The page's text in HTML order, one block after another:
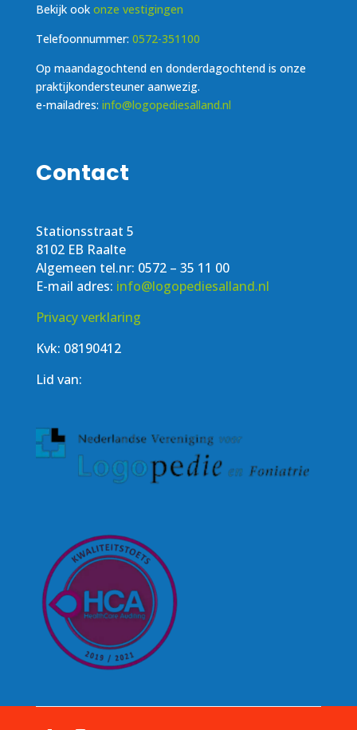
Bekijk ook onze vestigingen
Telefoonnummer: 0572-351100
Op maandagochtend en donderdagochtend is onze
praktijkondersteuner aanwezig.
e-mailadres: info@logopediesalland.nl
Contact
Stationsstraat 5
8102 EB Raalte
Algemeen tel.nr: 0572 – 35 11 00
E-mail adres: info@logopediesalland.nl
Privacy verklaring
Kvk: 08190412
Lid van: